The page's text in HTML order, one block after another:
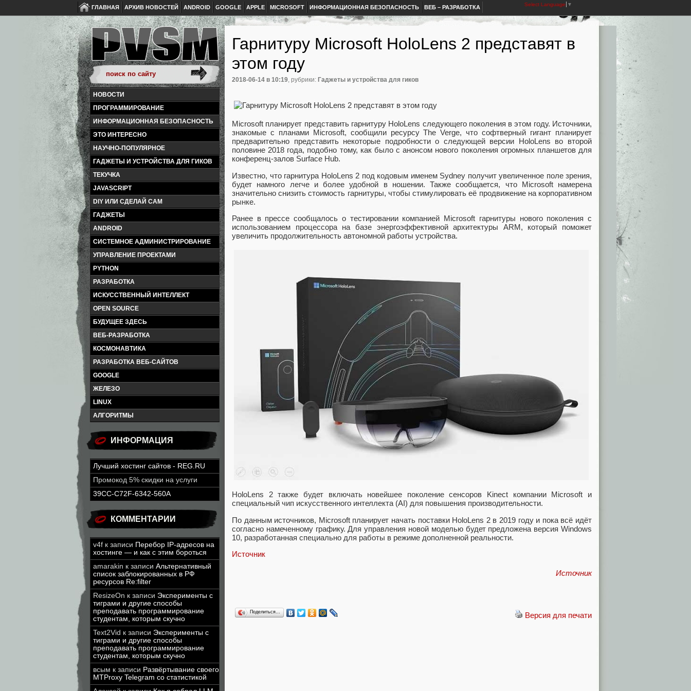
ГЛАВНАЯ АРХИВ НОВОСТЕЙ ANDROID GOOGLE APPLE MICROSOFT ИНФОРМАЦИОННАЯ БЕЗОПАСНОСТЬ ВЕБ – РАЗРАБОТКА Select Language ▼
НОВОСТИ
ПРОГРАММИРОВАНИЕ
ИНФОРМАЦИОННАЯ БЕЗОПАСНОСТЬ
ЭТО ИНТЕРЕСНО
НАУЧНО-ПОПУЛЯРНОЕ
ГАДЖЕТЫ И УСТРОЙСТВА ДЛЯ ГИКОВ
ТЕКУЧКА
JAVASCRIPT
DIY ИЛИ СДЕЛАЙ САМ
ГАДЖЕТЫ
ANDROID
СИСТЕМНОЕ АДМИНИСТРИРОВАНИЕ
УПРАВЛЕНИЕ ПРОЕКТАМИ
PYTHON
РАЗРАБОТКА
ИСКУССТВЕННЫЙ ИНТЕЛЛЕКТ
OPEN SOURCE
БУДУЩЕЕ ЗДЕСЬ
ВЕБ-РАЗРАБОТКА
КОСМОНАВТИКА
РАЗРАБОТКА ВЕБ-САЙТОВ
GOOGLE
ЖЕЛЕЗО
LINUX
АЛГОРИТМЫ
ИНФОРМАЦИЯ
Лучший хостинг сайтов - REG.RU
Промокод 5% скидки на услуги
39CC-C72F-6342-560A
КОММЕНТАРИИ
v4f к записи Перебор IP-адресов на
хостинге — и как с этим бороться
amarakin к записи Альтернативный
список заблокированных в РФ
ресурсов Re:filter
ResizeOn к записи Эксперименты с
тиграми и другие способы
преподавать программирование
студентам, которым скучно
Text2Vid к записи Эксперименты с
тиграми и другие способы
преподавать программирование
студентам, которым скучно
всым к записи Развёртывание своего
MTProxy Telegram со статистикой
Гарнитуру Microsoft HoloLens 2 представят в
этом году
2018-06-14 в 10:19, рубрики: Гаджеты и устройства для гиков
Microsoft планирует представить гарнитуру HoloLens следующего поколения в этом году. Источники,
знакомые с планами Microsoft, сообщили ресурсу The Verge, что софтверный гигант планирует
предварительно представить некоторые подробности о следующей версии HoloLens во второй
половине 2018 года, подобно тому, как было с анонсом нового поколения огромных планшетов для
конференц-залов Surface Hub.
Известно, что гарнитура HoloLens 2 под кодовым именем Sydney получит увеличенное поле зрения,
будет намного легче и более удобной в ношении. Также сообщается, что Microsoft намерена
значительно снизить стоимость гарнитуры, чтобы стимулировать её продвижение на корпоративном
рынке.
Ранее в прессе сообщалось о тестировании компанией Microsoft гарнитуры нового поколения с
использованием процессора на базе энергоэффективной архитектуры ARM, который поможет
увеличить продолжительность автономной работы устройства.
HoloLens 2 также будет включать новейшее поколение сенсоров Kinect компании Microsoft и
специальный чип искусственного интеллекта (AI) для повышения производительности.
По данным источников, Microsoft планирует начать поставки HoloLens 2 в 2019 году и пока всё идёт
согласно намеченному графику. Для управления новой моделью будет предложена версия Windows
10, разработанная специально для работы в режиме дополненной реальности.
Источник
Источник
Версия для печати
Поделиться…